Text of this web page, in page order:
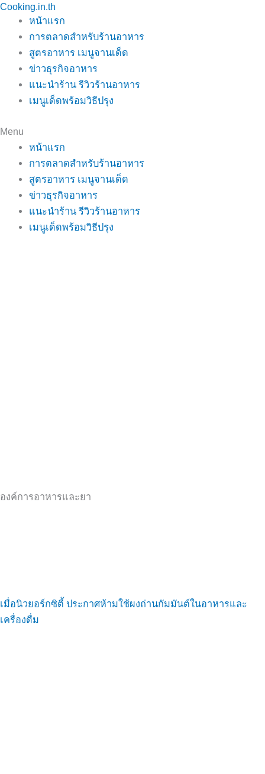
Skip
content
Cooking.in.th
หน้าแรก
การตลาดสำหรับร้านอาหาร
สูตรอาหาร เมนูจานเด็ด
ข่าวธุรกิจอาหาร
แนะนำร้าน รีวิวร้านอาหาร
เมนูเด็ดพร้อมวิธีปรุง
Menu
หน้าแรก
การตลาดสำหรับร้านอาหาร
สูตรอาหาร เมนูจานเด็ด
ข่าวธุรกิจอาหาร
แนะนำร้าน รีวิวร้านอาหาร
เมนูเด็ดพร้อมวิธีปรุง
องค์การอาหารและยา
เมื่อนิวยอร์กซิตี้ ประกาศห้ามใช้ผงถ่านกัมมันต์ในอาหารและ
เครื่องดื่ม